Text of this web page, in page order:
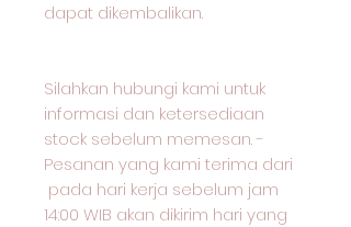
dapat dikembalikan.
Silahkan hubungi kami untuk
informasi dan ketersediaan
stock sebelum memesan. -
Pesanan yang kami terima dari
pada hari kerja sebelum jam
14:00 WIB akan dikirim hari yang